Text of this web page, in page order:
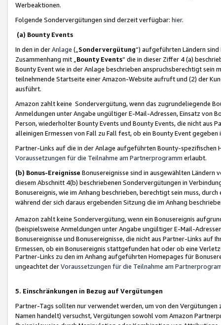
Werbeaktionen.
Folgende Sondervergütungen sind derzeit verfügbar: hier.
(a) Bounty Events
In den in derAnlage („ Sondervergütung“) aufgeführten Ländern
Zusammenhang mit „ Bounty Events“ die in dieser Ziffer 4 (a)
Bounty Event wie in der Anlage beschrieben anspruchsberechtigt sein
teilnehmende Startseite einer Amazon-Website aufruft und (2) der
ausführt.
Amazon zahlt keine Sondervergütung, wenn das zugrundeliegende
Anmeldungen unter Angabe ungültiger E-Mail-Adressen, Einsatz von
Person, wiederholter Bounty Events und Bounty Events, die nicht
alleinigen Ermessen von Fall zu Fall fest, ob ein Bounty Event
Partner-Links auf die in der Anlage aufgeführten Bounty-spezifischen
Voraussetzungen für die Teilnahme am Partnerprogramm erlaubt.
(b) Bonus-Ereignisse Bonusereignisse sind in ausgewählten Ländern
diesem Abschnitt 4(b) beschriebenen Sondervergütungen in
Bonusereignis, wie im Anhang beschrieben, berechtigt sein muss,
während der sich daraus ergebenden Sitzung die im Anhang
Amazon zahlt keine Sondervergütung, wenn ein Bonusereignis
(beispielsweise Anmeldungen unter Angabe ungültiger E-Mail-
Bonusereignisse und Bonusereignisse, die nicht aus Partner-Links auf
Ermessen, ob ein Bonusereignis stattgefunden hat oder ob eine
Partner-Links zu den im Anhang aufgeführten Homepages für
ungeachtet derVoraussetzungen für die Teilnahme am
5. Einschränkungen in Bezug auf Vergütungen
Partner-Tags sollten nur verwendet werden, um von den
Namen handelt) versuchst, Vergütungen sowohl vom Amazon